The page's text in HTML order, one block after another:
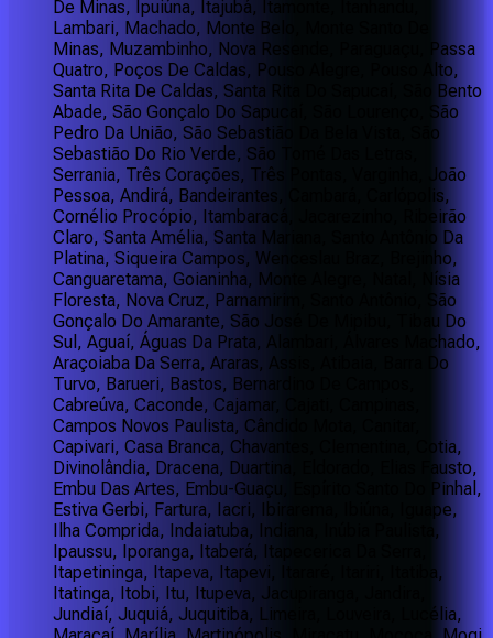
De Minas, Ipuiúna, Itajubá, Itamonte, Itanhandu,
Lambari, Machado, Monte Belo, Monte Santo De
Minas, Muzambinho, Nova Resende, Paraguaçu, Passa
Quatro, Poços De Caldas, Pouso Alegre, Pouso Alto,
Santa Rita De Caldas, Santa Rita Do Sapucaí, São Bento
Abade, São Gonçalo Do Sapucaí, São Lourenço, São
Pedro Da União, São Sebastião Da Bela Vista, São
Sebastião Do Rio Verde, São Tomé Das Letras,
Serrania, Três Corações, Três Pontas, Varginha, João
Pessoa, Andirá, Bandeirantes, Cambará, Carlópolis,
Cornélio Procópio, Itambaracá, Jacarezinho, Ribeirão
Claro, Santa Amélia, Santa Mariana, Santo Antônio Da
Platina, Siqueira Campos, Wenceslau Braz, Brejinho,
Canguaretama, Goianinha, Monte Alegre, Natal, Nísia
Floresta, Nova Cruz, Parnamirim, Santo Antônio, São
Gonçalo Do Amarante, São José De Mipibu, Tibau Do
Sul, Aguaí, Águas Da Prata, Alambari, Álvares Machado,
Araçoiaba Da Serra, Araras, Assis, Atibaia, Barra Do
Turvo, Barueri, Bastos, Bernardino De Campos,
Cabreúva, Caconde, Cajamar, Cajati, Campinas,
Campos Novos Paulista, Cândido Mota, Canitar,
Capivari, Casa Branca, Chavantes, Clementina, Cotia,
Divinolândia, Dracena, Duartina, Eldorado, Elias Fausto,
Embu Das Artes, Embu-Guaçu, Espírito Santo Do Pinhal,
Estiva Gerbi, Fartura, Iacri, Ibirarema, Ibiúna, Iguape,
Ilha Comprida, Indaiatuba, Indiana, Inúbia Paulista,
Ipaussu, Iporanga, Itaberá, Itapecerica Da Serra,
Itapetininga, Itapeva, Itapevi, Itararé, Itariri, Itatiba,
Itatinga, Itobi, Itu, Itupeva, Jacupiranga, Jandira,
Jundiaí, Juquiá, Juquitiba, Limeira, Louveira, Lucélia,